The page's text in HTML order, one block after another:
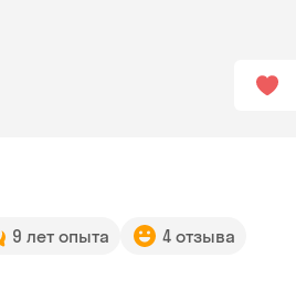
9 лет опыта 4 отзыва